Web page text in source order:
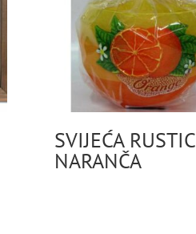
SVIJEĆA RUSTIC
NARANČA